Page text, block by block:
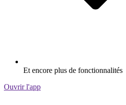
Et encore plus de fonctionnalités
Ouvrir l'app